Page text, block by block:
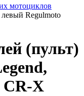
мотоциклов
левый Regulmoto
(пульт)
CR-X